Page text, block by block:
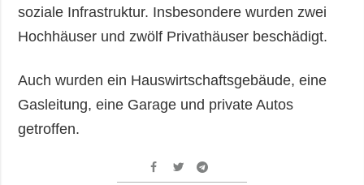
soziale Infrastruktur. Insbesondere wurden zwei
Hochhäuser und zwölf Privathäuser beschädigt.
Auch wurden ein Hauswirtschaftsgebäude, eine
Gasleitung, eine Garage und private Autos
getroffen.